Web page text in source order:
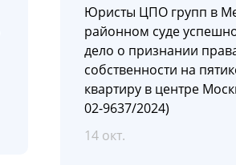
Юристы ЦПО групп в
районном суде
дело о признании
собственности на
квартиру в центре
02-9637/2024)
14 окт.